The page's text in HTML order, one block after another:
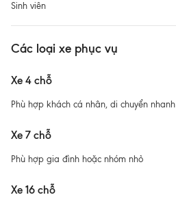
Sinh viên
Các loại xe phục vụ
Xe 4 chỗ
Phù hợp khách cá nhân, di chuyển nhanh
Xe 7 chỗ
Phù hợp gia đình hoặc nhóm nhỏ
Xe 16 chỗ